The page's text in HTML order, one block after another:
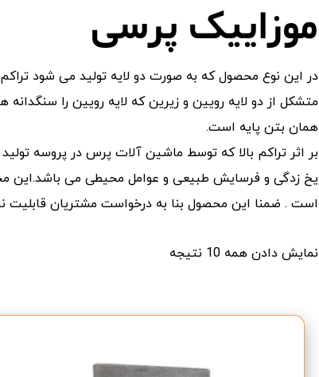
موزاییک پرسی
متشکل از دو لایه رویین و زیرین که لایه رویین را
همان بتن پایه است.
بر اثر تراکم بالا که توسط ماشین آلات پرس در پروسه تولید
یخ زدگی و فرسایش طبیعی و عوامل محیطی می باشد.این
است . ضمنا این محصول بنا به درخواست مشتریان قابلیت
نمایش دادن همه 10 نتیجه